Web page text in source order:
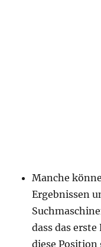
Manche
Ergebnissen
dass das erste
diese